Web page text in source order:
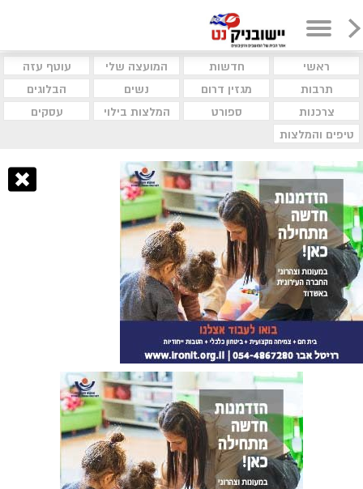
ראשי חדשות המועצה שלי
עוטף עזה
תרבות
מגזין דרום נשים
הבלוגים
צרכנות
ספורט המלצות בילוי
עסקים
טיפים והמלצות